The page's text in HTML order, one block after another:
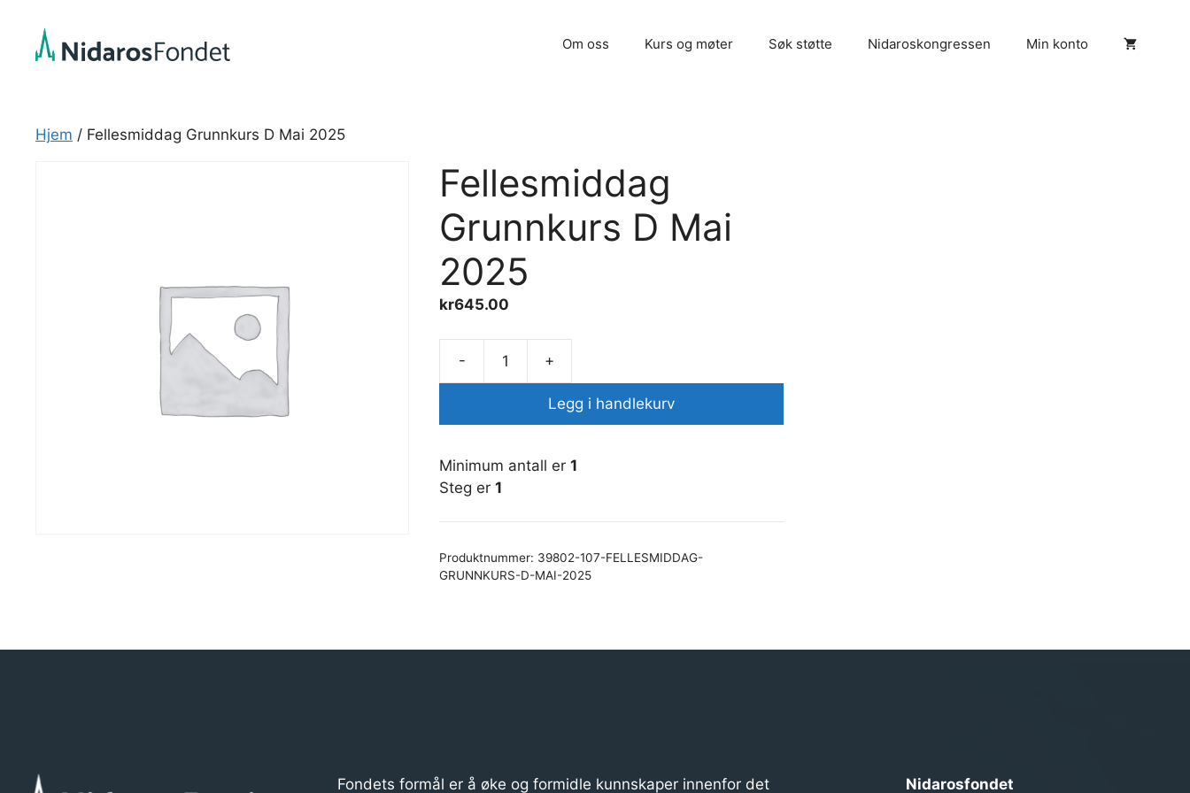
innhold
Om oss Kurs og møter Søk støtte Nidaroskongressen Min konto
Hjem / Fellesmiddag Grunnkurs D Mai 2025
Fellesmiddag
Grunnkurs D Mai
2025
kr645.00
-
Fellesmiddag
2025
antall
+
Legg i handlekurv
Minimum antall er1
Steg er1
Produktnummer: 39802-107-FELLESMIDDAG-
GRUNNKURS-D-MAI-2025
Fondets formål er å øke og formidle kunnskaper innenfor det Nidarosfondet